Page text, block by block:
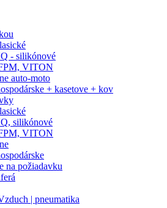
- silikónové
VITON
auto-moto
+ kasetove + kov
silikónové
VITON
na požiadavku
| pneumatika